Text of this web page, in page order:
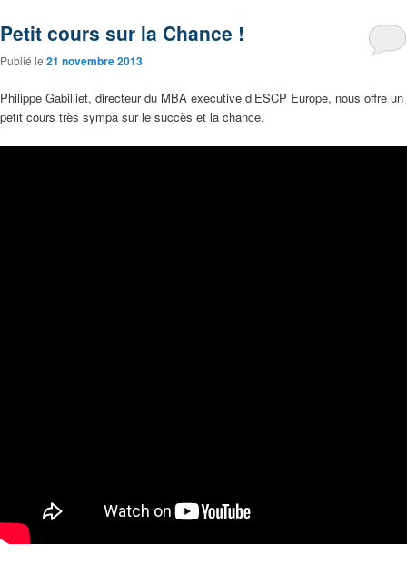
Petit cours sur la Chance !
Publié le 21 novembre 2013
Philippe Gabilliet, directeur du MBA executive d’ESCP Europe, nous offre un
petit cours très sympa sur le succès et la chance.